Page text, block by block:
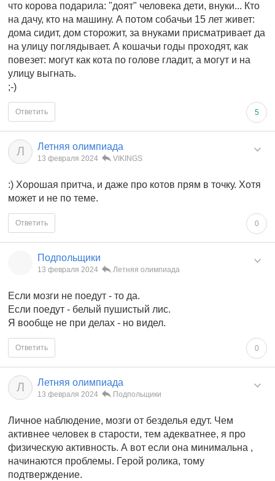
что корова подарила: "доят" человека дети, внуки... Кто
на дачу, кто на машину. А потом собачьи 15 лет живет:
дома сидит, дом сторожит, за внуками присматривает да
на улицу поглядывает. А кошачьи годы проходят, как
повезет: могут как кота по голове гладит, а могут и на
улицу выгнать.
;-)
5
Ответить
Л Летняя олимпиада
13 февраля 2024 VIKINGS
:) Хорошая притча, и даже про котов прям в точку. Хотя
может и не по теме.
0
Ответить
Подпольщики
13 февраля 2024 Летняя олимпиада
Если мозги не поедут - то да.
Если поедут - белый пушистый лис.
Я вообще не при делах - но видел.
0
Ответить
Л Летняя олимпиада
13 февраля 2024 Подпольщики
Личное наблюдение, мозги от безделья едут. Чем
активнее человек в старости, тем адекватнее, я про
физическую активность. А вот если она минимальна ,
начинаются проблемы. Герой ролика, тому
подтверждение.